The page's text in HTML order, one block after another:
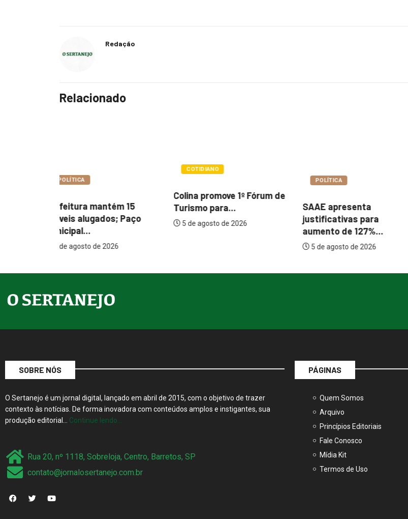
Redação
Relacionado
Turismo para...
5 de agosto de 2026
SAAE apresenta
justificativas para
aumento de 127%...
POLÍTICA
Prefeitura mantém 15
imóveis alugados; Paço
Municipal...
5 de agosto de 2026
SOBRE NÓS
O Sertanejo é um jornal digital, lançado em abril de 2015, com o objetivo de trazer
contexto às notícias. De forma inovadora com conteúdos amplos e instigantes, sua
produção editorial… Continue lendo…
Rua 20, nº 1118, Sobreloja, Centro, Barretos, SP
contato@jornalosertanejo.com.br
PÁGINAS
Quem Somos
Arquivo
Princípios Editoriais
Fale Conosco
Mídia Kit
Termos de Uso